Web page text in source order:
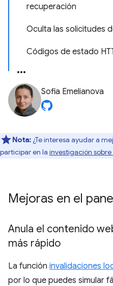
recuperación
Oculta las solicitudes
Códigos de estado
Sofia Emelianova
Nota: ¿Te interesa ayudar a
participar en la investigación
Mejoras en el
Anula el contenido
más rápido
La función invalidaciones
por lo que puedes simular